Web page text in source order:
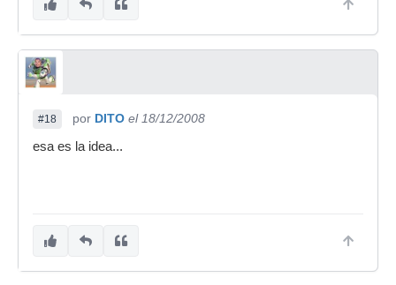
#18 por DITO el 18/12/2008
esa es la idea...